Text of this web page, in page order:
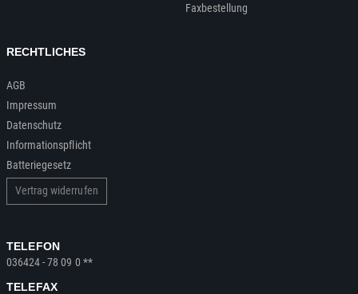
Faxbestellung
RECHTLICHES
AGB
Impressum
Datenschutz
Informationspflicht
Batteriegesetz
Vertrag widerrufen
TELEFON
036424 - 78 09 0 **
TELEFAX